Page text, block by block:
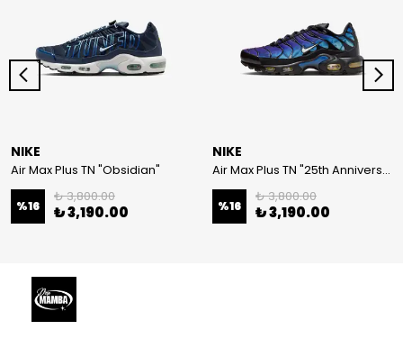
NIKE
Air Max Plus TN "Obsidian"
%16
₺ 3,800.00
₺ 3,190.00
NIKE
Air Max Plus TN "25th Anniversary"
%16
₺ 3,800.00
₺ 3,190.00